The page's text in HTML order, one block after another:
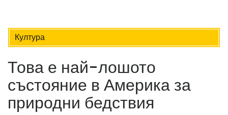
Култура
Това е най-лошото
състояние в Америка за
природни бедствия